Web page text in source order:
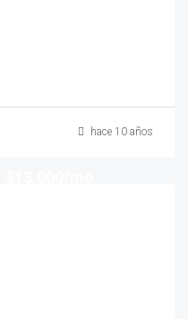
hace 10 años